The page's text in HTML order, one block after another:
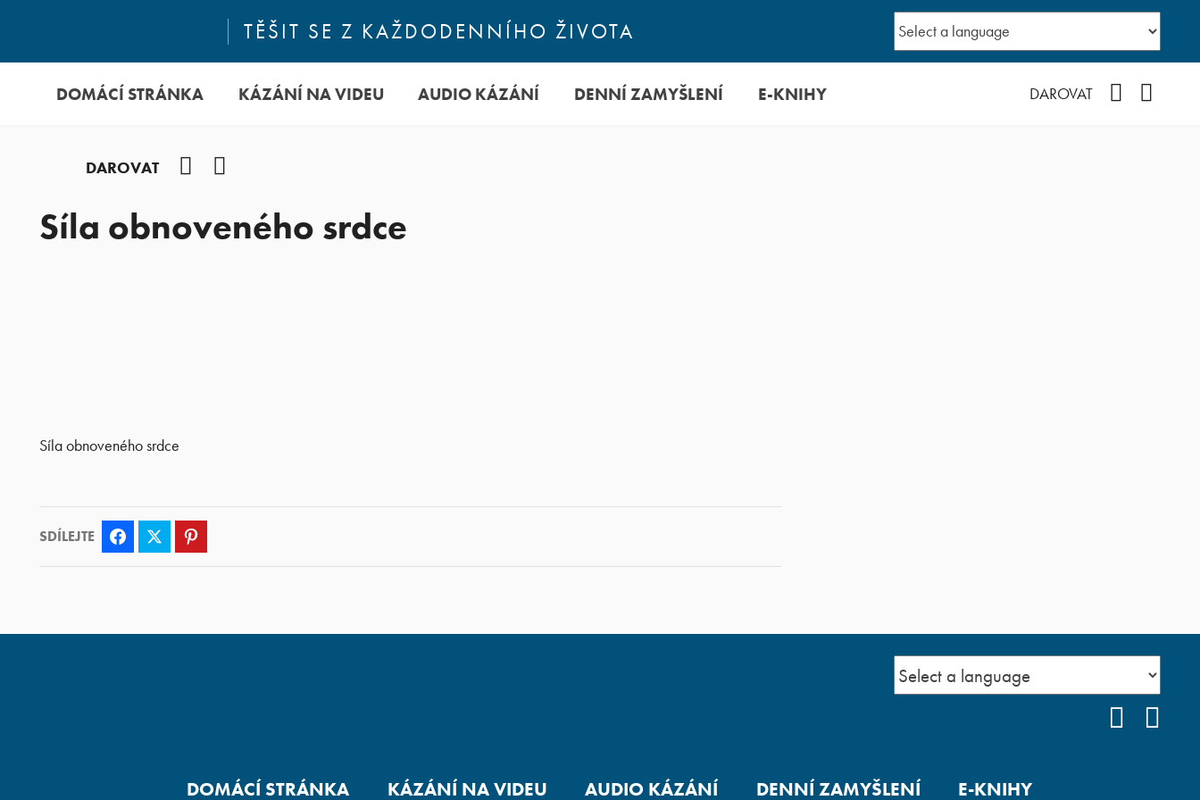
TĚŠIT SE Z KAŽDODENNÍHO ŽIVOTA
DOMÁCÍ STRÁNKA KÁZÁNÍ NA VIDEU AUDIO KÁZÁNÍ DENNÍ ZAMYŠLENÍ E-KNIHY DAROVAT
DAROVAT
Síla obnoveného srdce
Síla obnoveného srdce
SDÍLEJTE Facebook Twitter
DOMÁCÍ STRÁNKA KÁZÁNÍ NA VIDEU AUDIO KÁZÁNÍ DENNÍ ZAMYŠLENÍ E-KNIHY